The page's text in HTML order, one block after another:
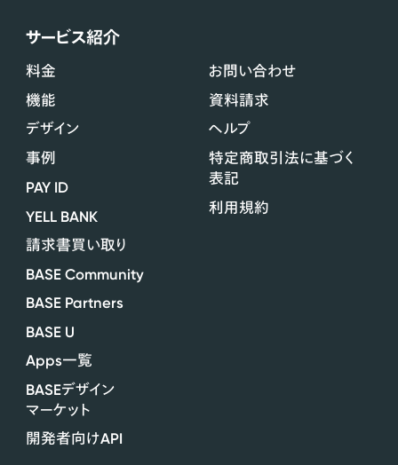
サービス紹介
料金
機能
デザイン
事例
PAY ID
YELL BANK
請求書買い取り
BASE Community
BASE Partners
BASE U
Apps一覧
BASEデザイン
マーケット
開発者向けAPI
お問い合わせ
資料請求
ヘルプ
特定商取引法に基づく
表記
利用規約